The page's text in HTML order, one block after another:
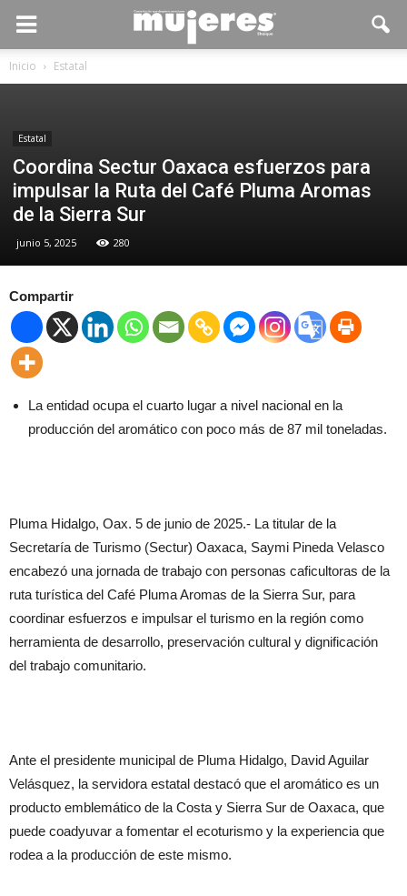
Inicio Estatal
Estatal
Coordina Sectur Oaxaca esfuerzos para
impulsar la Ruta del Café Pluma Aromas
de la Sierra Sur
junio 5, 2025 280
Compartir
La entidad ocupa el cuarto lugar a nivel nacional en la
producción del aromático con poco más de 87 mil toneladas.
Pluma Hidalgo, Oax. 5 de junio de 2025.- La titular de la
Secretaría de Turismo (Sectur) Oaxaca, Saymi Pineda Velasco
encabezó una jornada de trabajo con personas caficultoras de la
ruta turística del Café Pluma Aromas de la Sierra Sur, para
coordinar esfuerzos e impulsar el turismo en la región como
herramienta de desarrollo, preservación cultural y dignificación
del trabajo comunitario.
Ante el presidente municipal de Pluma Hidalgo, David Aguilar
Velásquez, la servidora estatal destacó que el aromático es un
producto emblemático de la Costa y Sierra Sur de Oaxaca, que
puede coadyuvar a fomentar el ecoturismo y la experiencia que
rodea a la producción de este mismo.